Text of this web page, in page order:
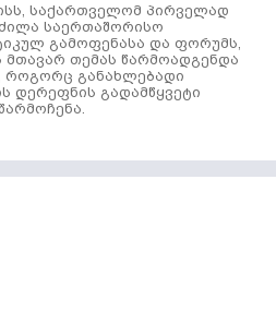
საქართველომ პირველად
საერთაშორისო
გამოფენასა და ფორუმს,
თემას წარმოადგენდა
როგორც განახლებადი
დერეფნის გადამწყვეტი